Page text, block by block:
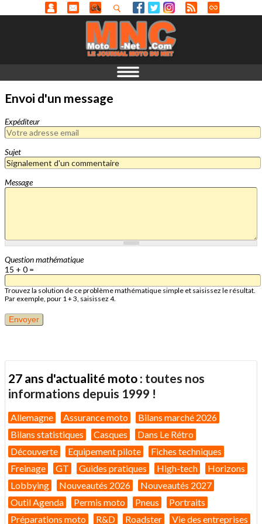
Envoi d'un message
Expéditeur
Sujet
Message
Question mathématique
15 + 0 =
Trouvez la solution de ce problème mathématique simple et saisissez le résultat.
Par exemple, pour 1 + 3, saisissez 4.
27 ans d'actualité moto : toutes nos
informations depuis 1999 !
Allemagne Assurance moto
Bilans marché 2026
Bilans statistiques
Casques
Dans Le Rétro
Découverte
Equipement pilote
Fiches techniques
Freinage
GT Guides pratiques High-tech
Horizons
Lobbying
Nouveautés 2026
Nouveautés 2027
Outil Agenda
Permis moto Pneus
Portraits
Préparations moto
R&D Roadster Vie des entreprises